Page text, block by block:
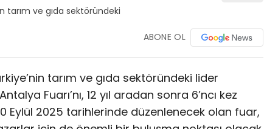
ABONE OL
tarım ve gıda sektöründeki lider
Fuarı’nı, 12 yıl aradan sonra 6’ncı kez
Eylül 2025 tarihlerinde düzenlenecek olan fuar,